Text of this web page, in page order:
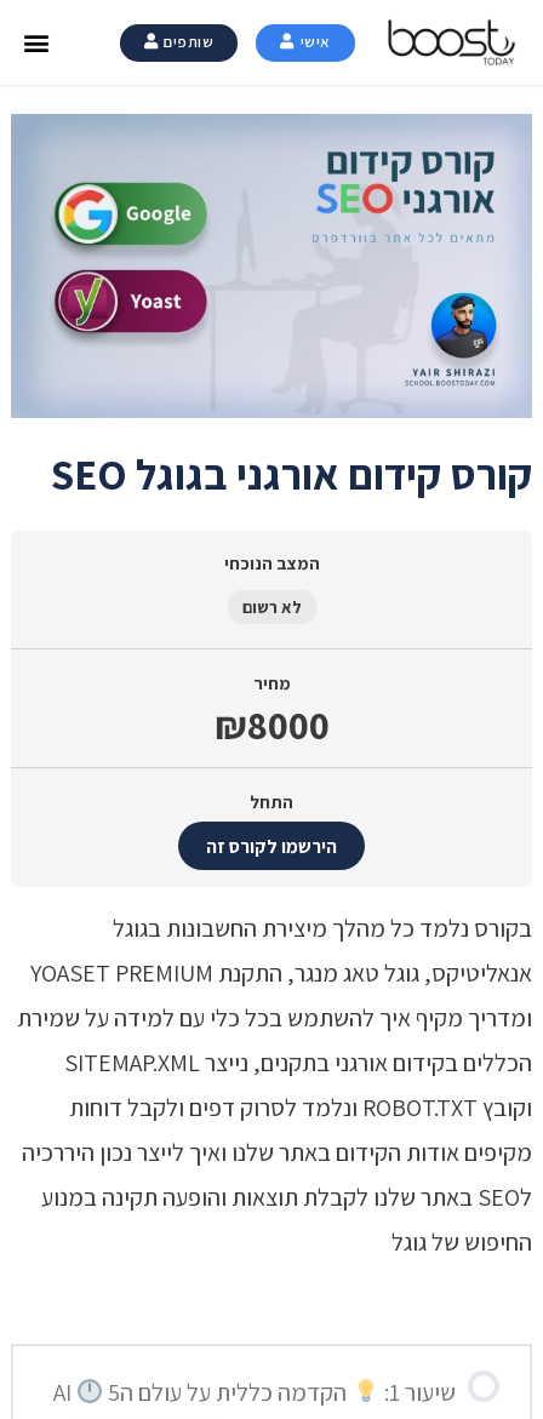
אישי שותפים
קורס קידום אורגני בגוגל SEO
המצב הנוכחי
לא רשום
מחיר
₪8000
התחל
הירשמו לקורס זה
בקורס נלמד כל מהלך מיצירת החשבונות בגוגל
אנאליטיקס, גוגל טאג מנגר, התקנת YOASET PREMIUM
ומדריך מקיף איך להשתמש בכל כלי עם למידה על שמירת
הכללים בקידום אורגני בתקנים, נייצר SITEMAP.XML
וקובץ ROBOT.TXT ונלמד לסרוק דפים ולקבל דוחות
מקיפים אודות הקידום באתר שלנו ואיך לייצר נכון היררכיה
לSEO באתר שלנו לקבלת תוצאות והופעה תקינה במנוע
החיפוש של גוגל
שיעור 1: הקדמה כללית על עולם הAI5